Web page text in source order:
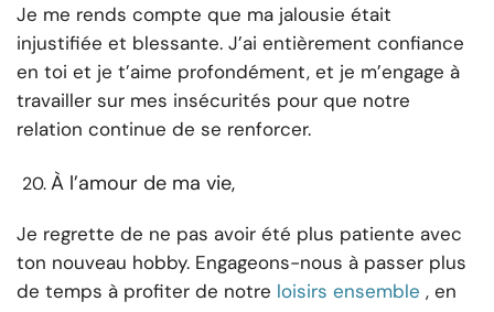
Je me rends compte que ma jalousie était
injustifiée et blessante. J’ai entièrement confiance
en toi et je t’aime profondément, et je m’engage à
travailler sur mes insécurités pour que notre
relation continue de se renforcer.
À l’amour de ma vie,
Je regrette de ne pas avoir été plus patiente avec
ton nouveau hobby. Engageons-nous à passer plus
de temps à profiter de notre loisirs ensemble , en